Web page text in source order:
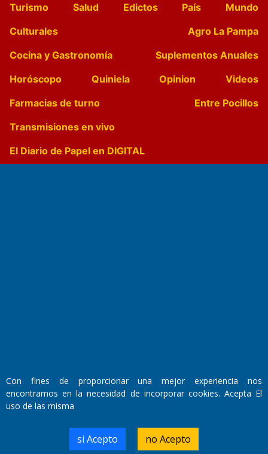
Turismo
Salud Edictos País
Mundo
Culturales
Agro La Pampa
Cocina y Gastronomía
Suplementos Anuales
Horóscopo
Quiniela Opinion
Videos
Farmacias de turno
Entre Pocillos
Transmisiones en vivo
El Diario de Papel en DIGITAL
Director Periodístico:
Walter René Goñi
Domicilio Legal: José Ingenieros 855,
Santa Rosa, La Pampa.
Número de Registro DNDA:
Con fines de proporcionar una mejor experiencia nos
encontramos en la necesidad de incorporar cookies. Acepta El
uso de las misma
si Acepto no Acepto